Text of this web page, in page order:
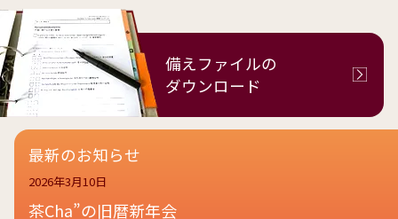
備えファイルの
ダウンロード
最新のお知らせ
2026年3月10日
茶Cha”の旧暦新年会